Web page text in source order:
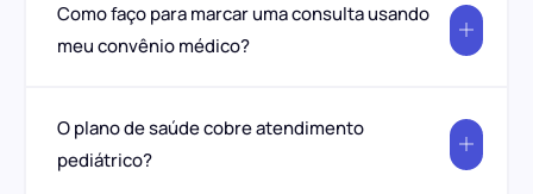
Como faço para marcar uma consulta usando
meu convênio médico?
O plano de saúde cobre atendimento
pediátrico?